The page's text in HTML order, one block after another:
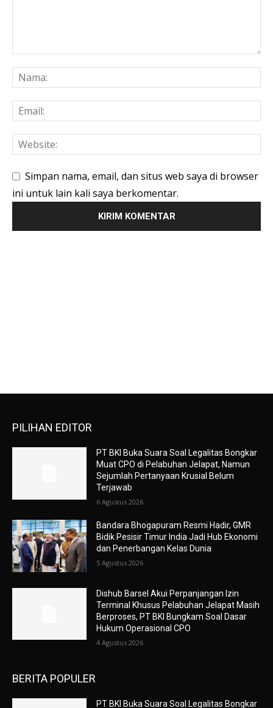
Simpan nama, email, dan situs web saya di browser
ini untuk lain kali saya berkomentar.
PILIHAN EDITOR
PT BKI Buka Suara Soal Legalitas Bongkar
Muat CPO di Pelabuhan Jelapat, Namun
Sejumlah Pertanyaan Krusial Belum
Terjawab
6 Agustus 2026
Bandara Bhogapuram Resmi Hadir, GMR
Bidik Pesisir Timur India Jadi Hub Ekonomi
dan Penerbangan Kelas Dunia
5 Agustus 2026
Dishub Barsel Akui Perpanjangan Izin
Terminal Khusus Pelabuhan Jelapat Masih
Berproses, PT BKI Bungkam Soal Dasar
Hukum Operasional CPO
4 Agustus 2026
BERITA POPULER
PT BKI Buka Suara Soal Legalitas Bongkar